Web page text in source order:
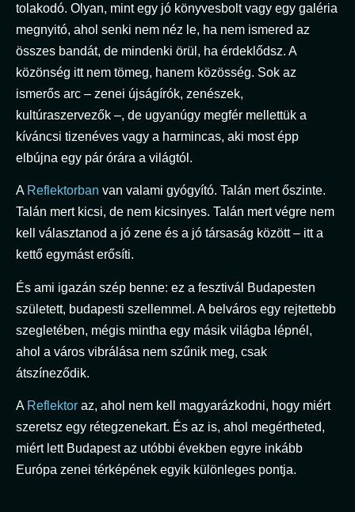
tolakodó. Olyan, mint egy jó könyvesbolt vagy egy galéria
megnyitó, ahol senki nem néz le, ha nem ismered az
összes bandát, de mindenki örül, ha érdeklődsz. A
közönség itt nem tömeg, hanem közösség. Sok az
ismerős arc – zenei újságírók, zenészek,
kultúraszervezők –, de ugyanúgy megfér mellettük a
kíváncsi tizenéves vagy a harmincas, aki most épp
elbújna egy pár órára a világtól.
A Reflektorban van valami gyógyító. Talán mert őszinte.
Talán mert kicsi, de nem kicsinyes. Talán mert végre nem
kell választanod a jó zene és a jó társaság között – itt a
kettő egymást erősíti.
És ami igazán szép benne: ez a fesztivál Budapesten
született, budapesti szellemmel. A belváros egy rejtettebb
szegletében, mégis mintha egy másik világba lépnél,
ahol a város vibrálása nem szűnik meg, csak
átszíneződik.
A Reflektor az, ahol nem kell magyarázkodni, hogy miért
szeretsz egy rétegzenekart. És az is, ahol megértheted,
miért lett Budapest az utóbbi években egyre inkább
Európa zenei térképének egyik különleges pontja.